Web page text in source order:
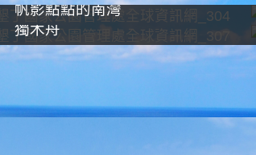
帆影點點的南灣
獨木舟